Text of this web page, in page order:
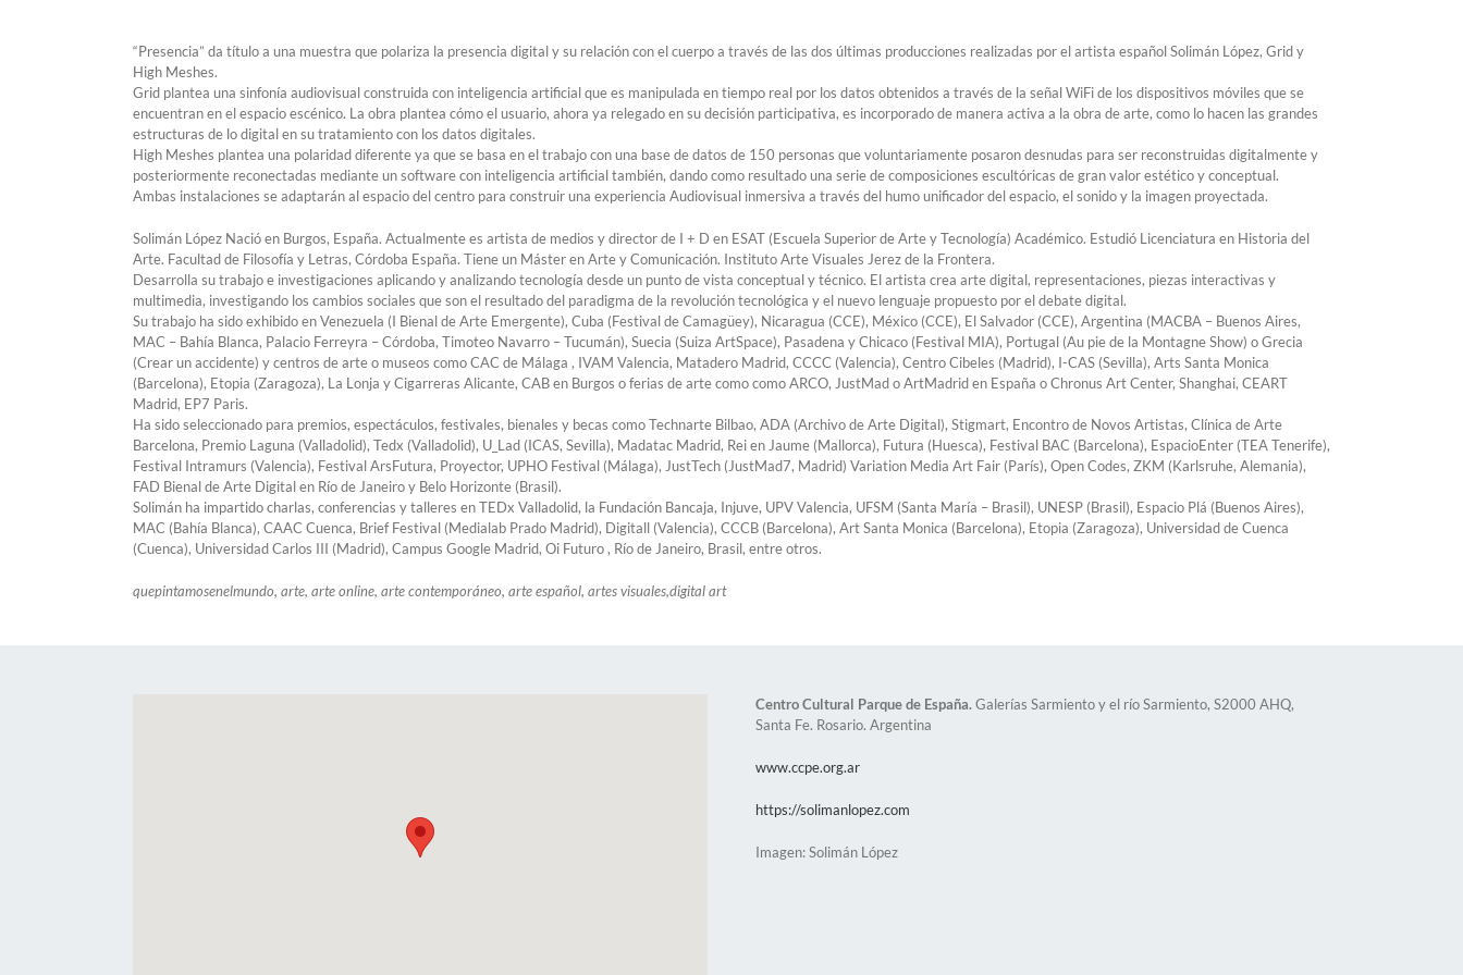
“Presencia” da título a una muestra que polariza la presencia digital y su relación con el cuerpo a través de las dos últimas producciones realizadas por el artista español Solimán López, Grid y
High Meshes.
Grid plantea una sinfonía audiovisual construida con inteligencia artificial que es manipulada en tiempo real por los datos obtenidos a través de la señal WiFi de los dispositivos móviles que se
encuentran en el espacio escénico. La obra plantea cómo el usuario, ahora ya relegado en su decisión participativa, es incorporado de manera activa a la obra de arte, como lo hacen las grandes
estructuras de lo digital en su tratamiento con los datos digitales.
High Meshes plantea una polaridad diferente ya que se basa en el trabajo con una base de datos de 150 personas que voluntariamente posaron desnudas para ser reconstruidas digitalmente y
posteriormente reconectadas mediante un software con inteligencia artificial también, dando como resultado una serie de composiciones escultóricas de gran valor estético y conceptual.
Ambas instalaciones se adaptarán al espacio del centro para construir una experiencia Audiovisual inmersiva a través del humo unificador del espacio, el sonido y la imagen proyectada.
Solimán López Nació en Burgos, España. Actualmente es artista de medios y director de I + D en ESAT (Escuela Superior de Arte y Tecnología) Académico. Estudió Licenciatura en Historia del
Arte. Facultad de Filosofía y Letras, Córdoba España. Tiene un Máster en Arte y Comunicación. Instituto Arte Visuales Jerez de la Frontera.
Desarrolla su trabajo e investigaciones aplicando y analizando tecnología desde un punto de vista conceptual y técnico. El artista crea arte digital, representaciones, piezas interactivas y
multimedia, investigando los cambios sociales que son el resultado del paradigma de la revolución tecnológica y el nuevo lenguaje propuesto por el debate digital.
Su trabajo ha sido exhibido en Venezuela (I Bienal de Arte Emergente), Cuba (Festival de Camagüey), Nicaragua (CCE), México (CCE), El Salvador (CCE), Argentina (MACBA – Buenos Aires,
MAC – Bahía Blanca, Palacio Ferreyra – Córdoba, Timoteo Navarro – Tucumán), Suecia (Suiza ArtSpace), Pasadena y Chicaco (Festival MIA), Portugal (Au pie de la Montagne Show) o Grecia
(Crear un accidente) y centros de arte o museos como CAC de Málaga , IVAM Valencia, Matadero Madrid, CCCC (Valencia), Centro Cibeles (Madrid), I-CAS (Sevilla), Arts Santa Monica
(Barcelona), Etopia (Zaragoza), La Lonja y Cigarreras Alicante, CAB en Burgos o ferias de arte como como ARCO, JustMad o ArtMadrid en España o Chronus Art Center, Shanghai, CEART
Madrid, EP7 Paris.
Ha sido seleccionado para premios, espectáculos, festivales, bienales y becas como Technarte Bilbao, ADA (Archivo de Arte Digital), Stigmart, Encontro de Novos Artistas, Clínica de Arte
Barcelona, ​​Premio Laguna (Valladolid), Tedx (Valladolid), U_Lad (ICAS, Sevilla), Madatac Madrid, Rei en Jaume (Mallorca), Futura (Huesca), Festival BAC (Barcelona), EspacioEnter (TEA Tenerife),
Festival Intramurs (Valencia), Festival ArsFutura, Proyector, UPHO Festival (Málaga), JustTech (JustMad7, Madrid) Variation Media Art Fair (París), Open Codes, ZKM (Karlsruhe, Alemania),
FAD Bienal de Arte Digital en Río de Janeiro y Belo Horizonte (Brasil).
Solimán ha impartido charlas, conferencias y talleres en TEDx Valladolid, la Fundación Bancaja, Injuve, UPV Valencia, UFSM (Santa María – Brasil), UNESP (Brasil), Espacio Plá (Buenos Aires),
MAC (Bahía Blanca), CAAC Cuenca, Brief Festival (Medialab Prado Madrid), Digitall (Valencia), CCCB (Barcelona), Art Santa Monica (Barcelona), Etopia (Zaragoza), Universidad de Cuenca
(Cuenca), Universidad Carlos III (Madrid), Campus Google Madrid, Oi Futuro , Río de Janeiro, Brasil, entre otros.
quepintamosenelmundo, arte, arte online, arte contemporáneo, arte español, artes visuales,digital art
Centro Cultural Parque de España.Galerías Sarmiento y el río Sarmiento, S2000 AHQ,
Santa Fe. Rosario. Argentina
www.ccpe.org.ar
https://solimanlopez.com
Imagen: Solimán López